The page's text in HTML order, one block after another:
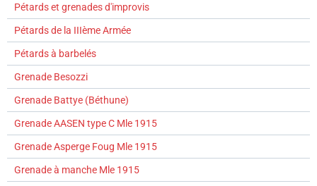
Pétards et grenades d'improvis
Pétards de la IIIème Armée
Pétards à barbelés
Grenade Besozzi
Grenade Battye (Béthune)
Grenade AASEN type C Mle 1915
Grenade Asperge Foug Mle 1915
Grenade à manche Mle 1915